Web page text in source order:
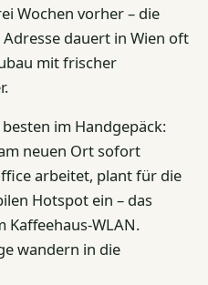
Wochen vorher – die
dauert in Wien oft
mit frischer
im Handgepäck:
neuen Ort sofort
arbeitet, plant für die
Hotspot ein – das
WLAN.
wandern in die